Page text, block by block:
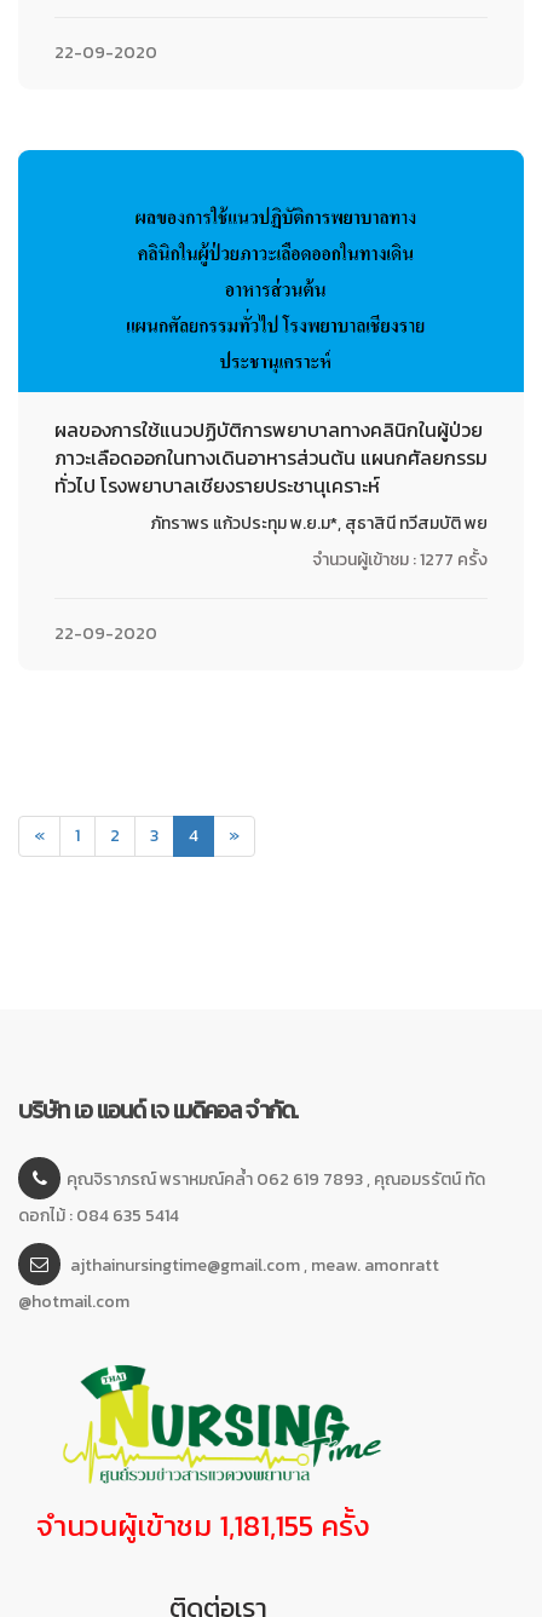
22-09-2020
ผลของการใช้แนวปฏิบัติการพยาบาลทางคลินิกในผู้ป่วย
ภาวะเลือดออกในทางเดินอาหารส่วนต้น แผนกศัลยกรรม
ทั่วไป โรงพยาบาลเชียงรายประชานุเคราะห์
ภัทราพร แก้วประทุม พ.ย.ม*, สุธาสินี ทวีสมบัติ พย
จำนวนผู้เข้าชม : 1277 ครั้ง
22-09-2020
« 1 2 3 4(current)
»
บริษัท เอ แอนด์ เจ เมดิคอล จำกัด.
คุณจิราภรณ์ พราหมณ์คล้ำ 062 619 7893 , คุณอมรรัตน์ ทัด
ดอกไม้ : 084 635 5414
ajthainursingtime@gmail.com , meaw. amonratt
@hotmail.com
จำนวนผู้เข้าชม 1,181,155 ครั้ง
ติดต่อเรา